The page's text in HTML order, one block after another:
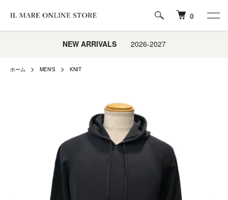
0
NEW ARRIVALS2026-2027
ホーム MEN'S KNIT